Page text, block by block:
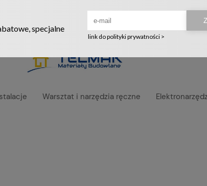
Ruszyła nowa szata graficzna naszego sklepu! ❤️
Warsztat i narzędzia ręczne